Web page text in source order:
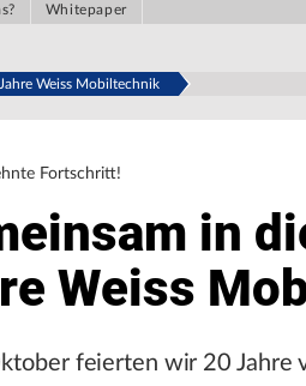
Whitepaper
Weiss Mobiltechnik
Fortschritt!
in
Weiss
feierten wir 20 Jahre